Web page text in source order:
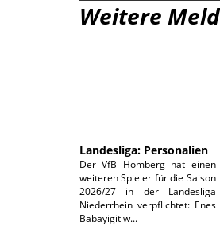
Weitere
Landesliga: Personalien
Der VfB Homberg hat einen
weiteren Spieler für die Saison
2026/27 in der Landesliga
Niederrhein verpflichtet: Enes
Babayigit w...